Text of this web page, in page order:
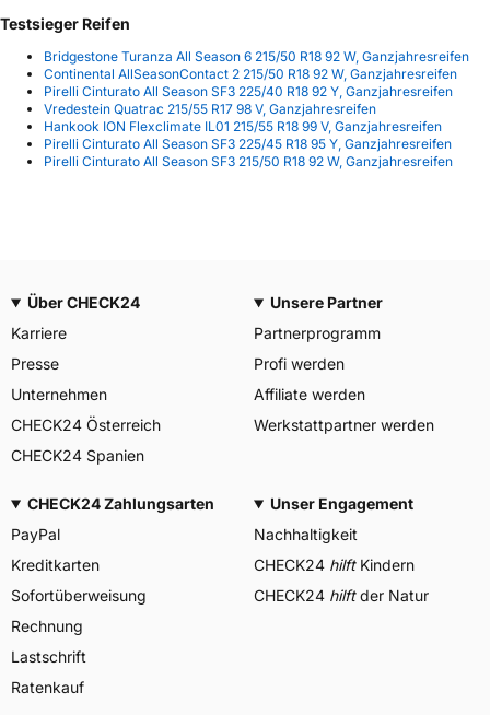
Testsieger Reifen
Bridgestone Turanza All Season 6 215/50 R18 92 W, Ganzjahresreifen
Continental AllSeasonContact 2 215/50 R18 92 W, Ganzjahresreifen
Pirelli Cinturato All Season SF3 225/40 R18 92 Y, Ganzjahresreifen
Vredestein Quatrac 215/55 R17 98 V, Ganzjahresreifen
Hankook ION Flexclimate IL01 215/55 R18 99 V, Ganzjahresreifen
Pirelli Cinturato All Season SF3 225/45 R18 95 Y, Ganzjahresreifen
Pirelli Cinturato All Season SF3 215/50 R18 92 W, Ganzjahresreifen
Über CHECK24
Karriere
Presse
Unternehmen
CHECK24 Österreich
CHECK24 Spanien
Unsere Partner
Partnerprogramm
Profi werden
Affiliate werden
Werkstattpartner werden
CHECK24 Zahlungsarten
PayPal
Kreditkarten
Sofortüberweisung
Rechnung
Lastschrift
Ratenkauf
Unser Engagement
Nachhaltigkeit
CHECK24 hilftKindern
CHECK24 hilftder Natur